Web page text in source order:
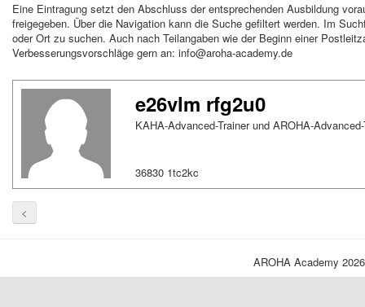
Eine Eintragung setzt den Abschluss der entsprechenden Ausbildung
freigegeben. Über die Navigation kann die Suche gefiltert werden. Im
oder Ort zu suchen. Auch nach Teilangaben wie der Beginn einer
Verbesserungsvorschläge gern an: info@aroha-academy.de
e26vlm rfg2u0
KAHA-Advanced-Trainer und AROHA-
36830 1tc2kc
<
AROHA Academy